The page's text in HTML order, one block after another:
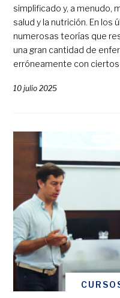
simplificado y, a menudo,
salud y la nutrición. En los
numerosas teorías que
una gran cantidad de
erróneamente con
10 julio 2025